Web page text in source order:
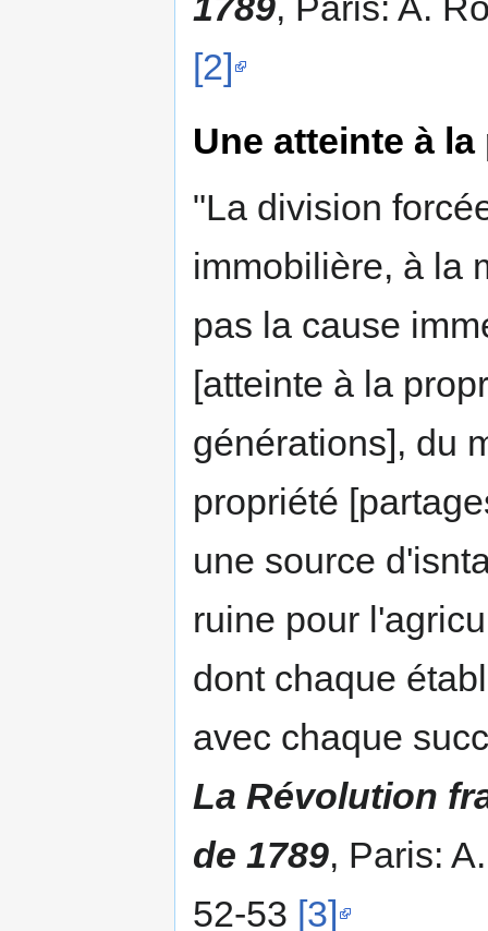
[2]
Une atteinte à
"La division
immobilière, à la
pas la cause
[atteinte à la
générations], du
propriété
une source
ruine pour
dont chaque
avec chaque
La Révolution
de 1789, Paris:
52-53 [3]